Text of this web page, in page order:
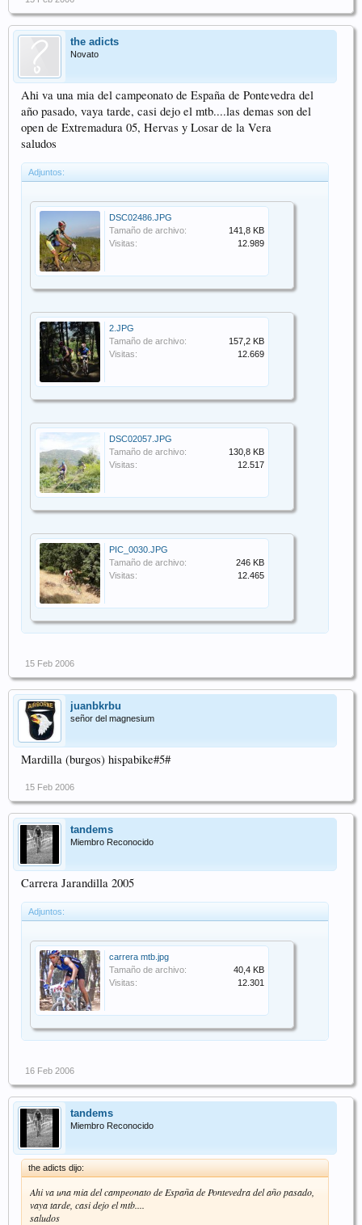
the adicts
Novato
Ahi va una mia del campeonato de España de Pontevedra del
año pasado, vaya tarde, casi dejo el mtb....las demas son del
open de Extremadura 05, Hervas y Losar de la Vera
saludos
Adjuntos:
DSC02486.JPG
Tamaño de archivo:
141,8 KB
Visitas:
12.989
2.JPG
Tamaño de archivo:
157,2 KB
Visitas:
12.669
DSC02057.JPG
Tamaño de archivo:
130,8 KB
Visitas:
12.517
PIC_0030.JPG
Tamaño de archivo:
246 KB
Visitas:
12.465
15 Feb 2006
juanbkrbu
señor del magnesium
Mardilla (burgos) hispabike#5#
15 Feb 2006
tandems
Miembro Reconocido
Carrera Jarandilla 2005
Adjuntos:
carrera mtb.jpg
Tamaño de archivo:
40,4 KB
Visitas:
12.301
16 Feb 2006
tandems
Miembro Reconocido
the adicts dijo:
Ahi va una mia del campeonato de España de Pontevedra del año pasado,
vaya tarde, casi dejo el mtb....
saludos